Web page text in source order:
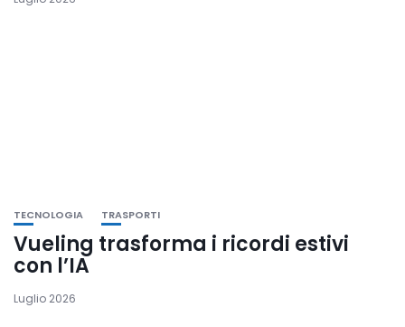
TECNOLOGIA TRASPORTI
Vueling trasforma i ricordi estivi
con l’IA
Luglio 2026